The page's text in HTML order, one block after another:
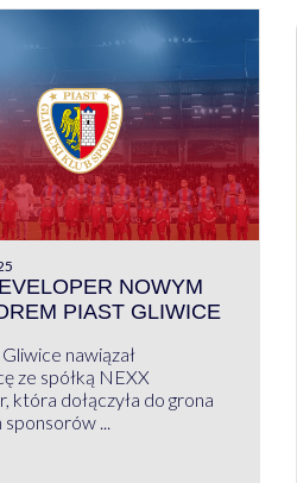
NOWYM
PIAST GLIWICE
nawiązał
ze spółką NEXX
która dołączyła do grona
sponsorów ...